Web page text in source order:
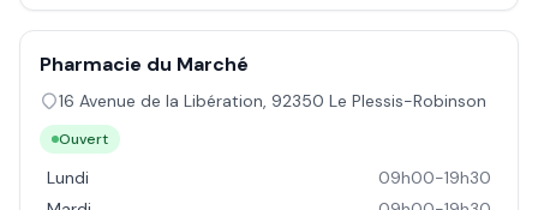
Pharmacie du Marché
16 Avenue de la Libération, 92350 Le Plessis-Robinson
Ouvert
Lundi
09h00-19h30